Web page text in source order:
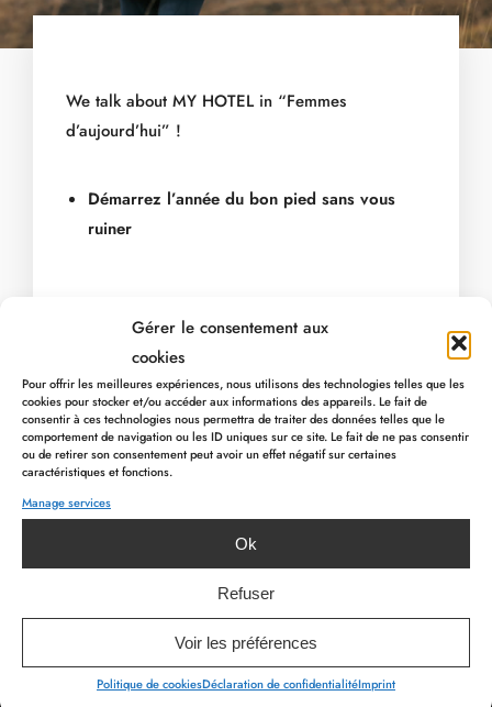
Gérer le consentement aux
cookies
Pour offrir les meilleures expériences, nous utilisons des technologies telles que les
cookies pour stocker et/ou accéder aux informations des appareils. Le fait de
consentir à ces technologies nous permettra de traiter des données telles que le
comportement de navigation ou les ID uniques sur ce site. Le fait de ne pas consentir
ou de retirer son consentement peut avoir un effet négatif sur certaines
caractéristiques et fonctions.
Manage services
Ok
Refuser
Voir les préférences
Politique de cookiesDéclaration de confidentialitéImprint
We talk about MY HOTEL in “Femmes
d’aujourd’hui” !
Démarrez l’année du bon pied sans vous
ruiner
Pierre PAUQUAY & Céline FION –Femmes
d’aujourd’hui– January 6th 2022
PREVIOUS ARTICLE NEXT ARTICLE